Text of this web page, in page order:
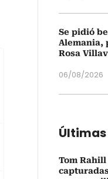
Se pidió
Alemania,
Rosa
06/08/2026
Tom